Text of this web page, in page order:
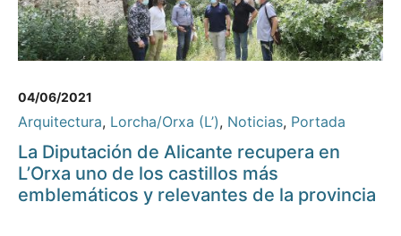
04/06/2021
Arquitectura, Lorcha/Orxa (L’), Noticias, Portada
La Diputación de Alicante recupera en
L’Orxa uno de los castillos más
emblemáticos y relevantes de la provincia